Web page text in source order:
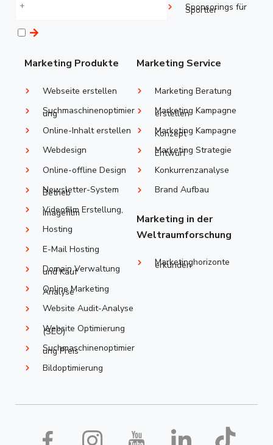
Sponsorings ​für
Sportler
Marketing Produkte
Webseite erstellen
Suchmaschinenoptimier
ung
Online-Inhalt erstellen
Webdesign
Online-offline Design
Newsletter-System
Betrieb
Videofilm Erstellung,
Imagefilm
Hosting
E-Mail Hosting
Domain Verwaltung
und Kauf
Online Marketing
Analyse
Website Audit-Analyse
Website Optimierung
(SEO)
Suchmaschinenoptimier
ung Preis
Bildoptimierung
Marketing Service
Marketing Beratung
Marketing Kampagne
erstellen
Marketing Kampagne
Konzept
Marketing Strategie
Entwurf
Konkurrenzanalyse
Brand Aufbau
Marketing in der
Weltraumforschung
Marketinghorizonte
erkunden